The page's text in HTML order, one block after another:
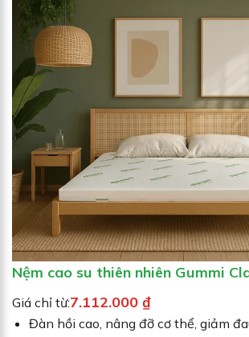
Nệm cao su thiên nhiên Gummi
Giá chỉ từ:7.112.000 ₫
Đàn hồi cao, nâng đỡ cơ thể, giảm